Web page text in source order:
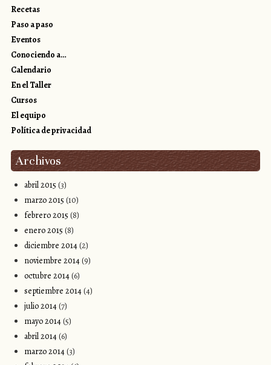
Recetas
Paso a paso
Eventos
Conociendo a…
Calendario
En el Taller
Cursos
El equipo
Política de privacidad
Archivos
abril 2015 (3)
marzo 2015 (10)
febrero 2015 (8)
enero 2015 (8)
diciembre 2014(2)
noviembre 2014(9)
octubre 2014(6)
septiembre 2014(4)
julio 2014(7)
mayo 2014(5)
abril 2014(6)
marzo 2014(3)